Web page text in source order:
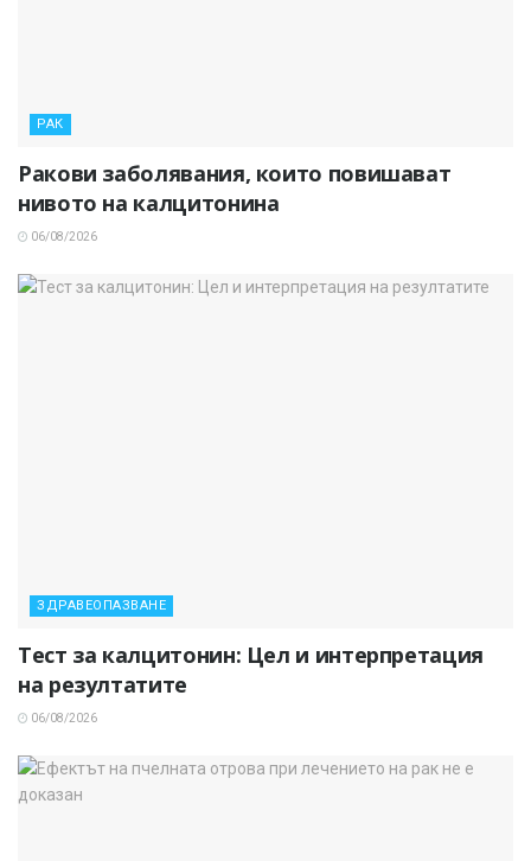
РАК
Ракови заболявания, които повишават
нивото на калцитонина
06/08/2026
ЗДРАВЕОПАЗВАНЕ
Тест за калцитонин: Цел и интерпретация
на резултатите
06/08/2026